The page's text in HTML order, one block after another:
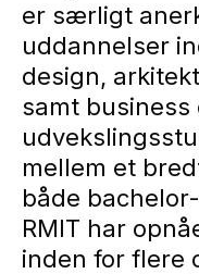
er særligt
uddannelser
design,
samt business
mellem et
både
RMIT har
inden for flere